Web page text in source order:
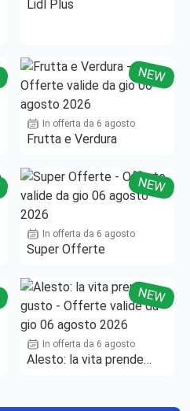
Lidl Plus
NEW
In offerta da 6 agosto
Frutta e Verdura
NEW
In offerta da 6 agosto
Super Offerte
NEW
In offerta da 6 agosto
Alesto: la vita prende